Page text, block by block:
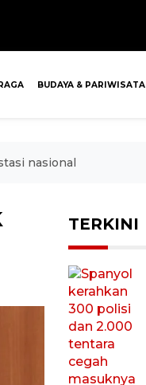
BUDAYA & PARIWISATA
nasional
TERKINI